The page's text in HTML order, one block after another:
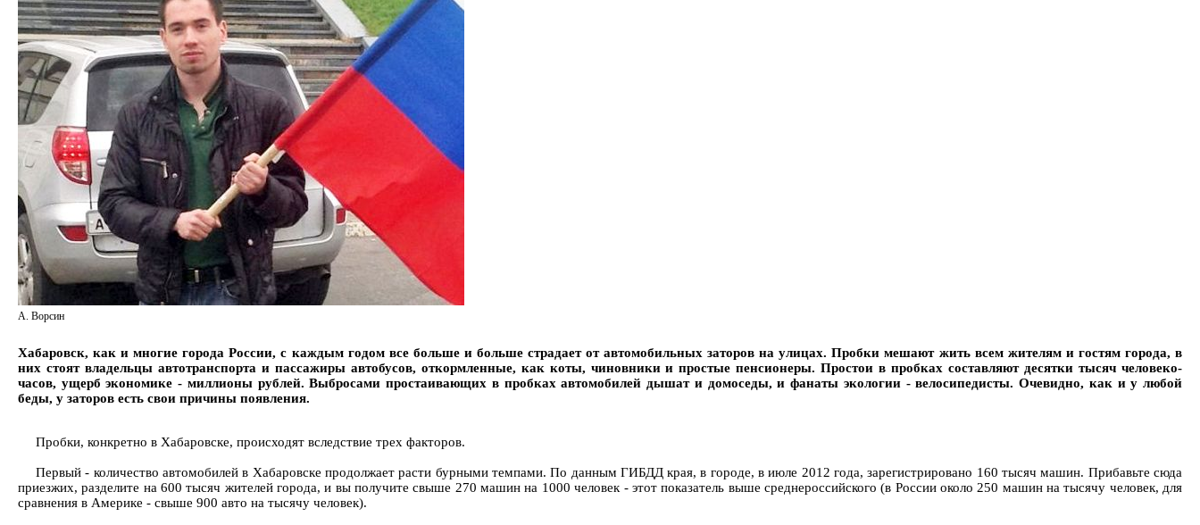
А. Ворсин
Хабаровск, как и многие города России, с каждым годом все больше и больше страдает от автомобильных заторов на улицах. Пробки мешают жить всем жителям и гостям города, в
них стоят владельцы автотранспорта и пассажиры автобусов, откормленные, как коты, чиновники и простые пенсионеры. Простои в пробках составляют десятки тысяч человеко-
часов, ущерб экономике - миллионы рублей. Выбросами простаивающих в пробках автомобилей дышат и домоседы, и фанаты экологии - велосипедисты. Очевидно, как и у любой
беды, у заторов есть свои причины появления.
Пробки, конкретно в Хабаровске, происходят вследствие трех факторов.
Первый - количество автомобилей в Хабаровске продолжает расти бурными темпами. По данным ГИБДД края, в городе, в июле 2012 года, зарегистрировано 160 тысяч машин. Прибавьте сюда
приезжих, разделите на 600 тысяч жителей города, и вы получите свыше 270 машин на 1000 человек - этот показатель выше среднероссийского (в России около 250 машин на тысячу человек, для
сравнения в Америке - свыше 900 авто на тысячу человек).